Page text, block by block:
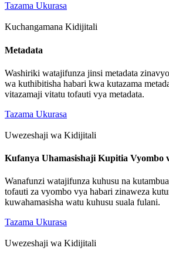
Tazama Ukurasa
Kuchangamana Kidijitali
Metadata
Washiriki watajifunza jinsi metadata
wa kuthibitisha habari kwa kutazama
vitazamaji vitatu tofauti vya metadata.
Tazama Ukurasa
Uwezeshaji wa Kidijitali
Kufanya Uhamasishaji Kupitia Vyombo
Wanafunzi watajifunza kuhusu na
tofauti za vyombo vya habari zinaweza
kuwahamasisha watu kuhusu suala fulani.
Tazama Ukurasa
Uwezeshaji wa Kidijitali